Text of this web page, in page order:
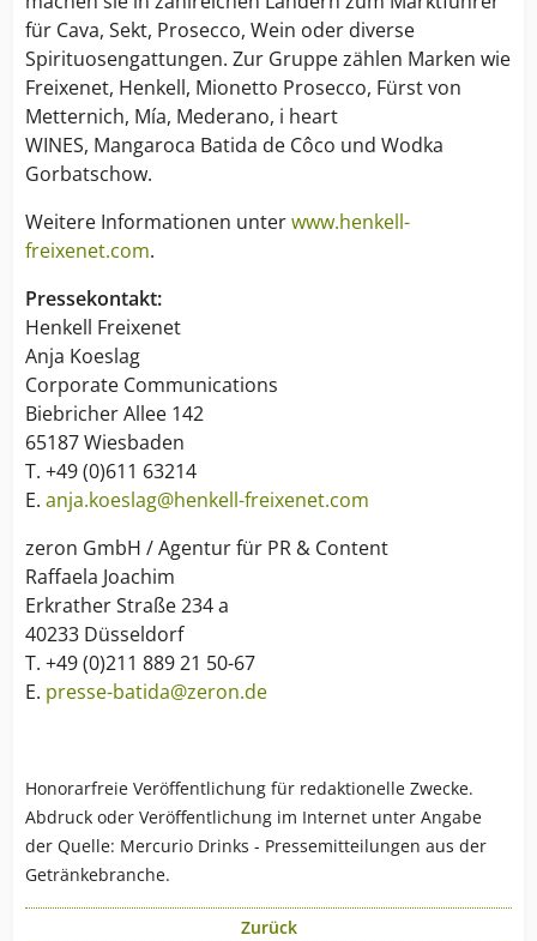
für Cava, Sekt, Prosecco, Wein oder diverse
Spirituosengattungen. Zur Gruppe zählen Marken wie
Freixenet, Henkell, Mionetto Prosecco, Fürst von
Metternich, Mía, Mederano, i heart
WINES, Mangaroca Batida de Côco und Wodka
Gorbatschow.
Weitere Informationen unterwww.henkell-
freixenet.com.
Pressekontakt:
Henkell Freixenet
Anja Koeslag
Corporate Communications
Biebricher Allee 142
65187 Wiesbaden
T. +49 (0)611 63214
E. anja.koeslag@henkell-freixenet.com
zeron GmbH / Agentur für PR & Content
Raffaela Joachim
Erkrather Straße 234 a
40233 Düsseldorf
T. +49 (0)211 889 21 50-67
E. presse-batida@zeron.de
Honorarfreie Veröffentlichung für redaktionelle Zwecke.
Abdruck oder Veröffentlichung im Internet unter Angabe
der Quelle: Mercurio Drinks - Pressemitteilungen aus der
Getränkebranche.
Zurück